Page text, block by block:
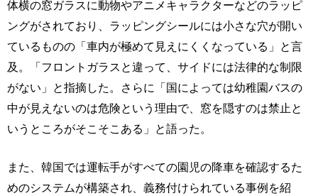
体横の窓ガラスに動物やアニメキャラクターなどのラッピ
ングがされており、ラッピングシールには小さな穴が開い
ているものの「車内が極めて見えにくくなっている」と言
及。「フロントガラスと違って、サイドには法律的な制限
がない」と指摘した。さらに「国によっては幼稚園バスの
中が見えないのは危険という理由で、窓を隠すのは禁止と
いうところがそこそこある」と語った。
また、韓国では運転手がすべての園児の降車を確認するた
めのシステムが構築され、義務付けられている事例を紹